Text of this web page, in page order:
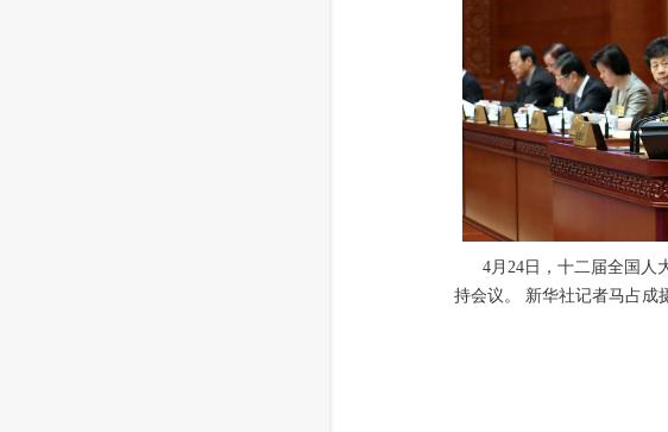
4月24日，十二届全国人
持会议。 新华社记者马占成